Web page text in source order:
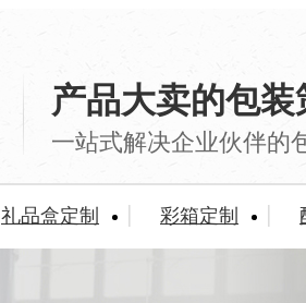
产品大卖的包
一站式解决企业伙伴的
礼品盒定制 彩箱定制